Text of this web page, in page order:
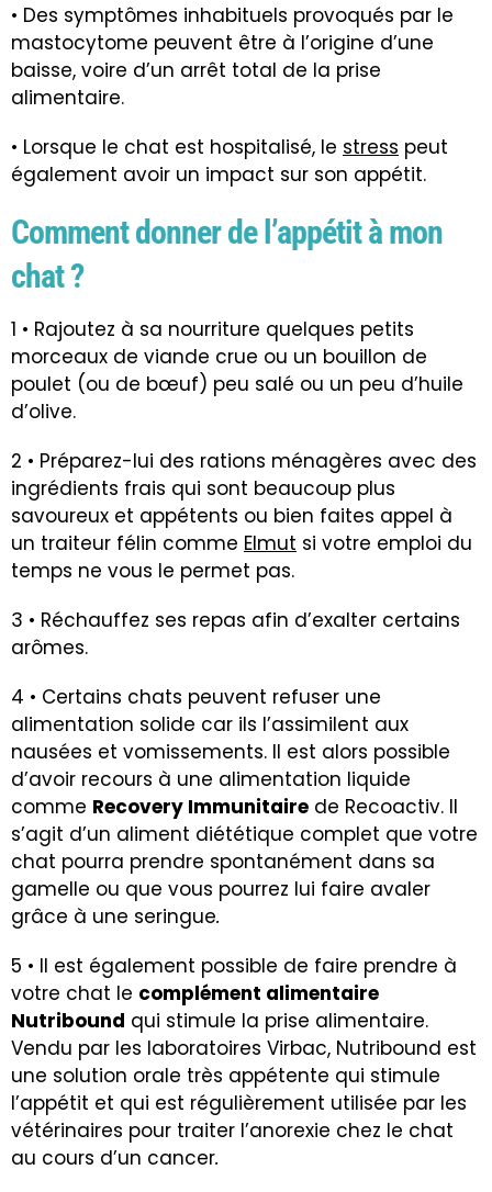
• Des symptômes inhabituels provoqués par le
mastocytome peuvent être à l’origine d’une
baisse, voire d’un arrêt total de la prise
alimentaire.
• Lorsque le chat est hospitalisé, le stress peut
également avoir un impact sur son appétit.
Comment donner de l’appétit à mon
chat ?
1 • Rajoutez à sa nourriture quelques petits
morceaux de viande crue ou un bouillon de
poulet (ou de bœuf) peu salé ou un peu d’huile
d’olive.
2 • Préparez-lui des rations ménagères avec des
ingrédients frais qui sont beaucoup plus
savoureux et appétents ou bien faites appel à
un traiteur félin comme Elmut si votre emploi du
temps ne vous le permet pas.
3 • Réchauffez ses repas afin d’exalter certains
arômes.
4 • Certains chats peuvent refuser une
alimentation solide car ils l’assimilent aux
nausées et vomissements. Il est alors possible
d’avoir recours à une alimentation liquide
comme Recovery Immunitaire de Recoactiv. Il
s’agit d’un aliment diététique complet que votre
chat pourra prendre spontanément dans sa
gamelle ou que vous pourrez lui faire avaler
grâce à une seringue.
5 • Il est également possible de faire prendre à
votre chat le complément alimentaire
Nutribound qui stimule la prise alimentaire.
Vendu par les laboratoires Virbac, Nutribound est
une solution orale très appétente qui stimule
l’appétit et qui est régulièrement utilisée par les
vétérinaires pour traiter l’anorexie chez le chat
au cours d’un cancer.